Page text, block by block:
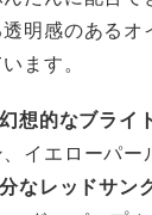
明感のある
ます。
想的なブライ
イエローパー
なレッドサン